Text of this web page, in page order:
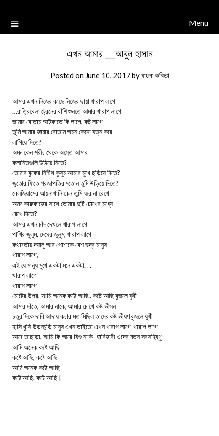
Menu
এখন আমার __আবুল হাসান
Posted on June 10, 2017 byবাংলা কবিতা
আমার এখন নিজের কাছে নিজের ছায়া খারাপ লাগে
…রাত্রিবেলা ট্রেনের বাঁশি শুনতে আমার খারাপ লাগে
জামার বোতাম আটকাতে কি লাগে, কষ্ট লাগে
তুমি আমার জামার বোতাম অমন কেনো যত্ন করে
লাগিয়ে দিতে?
অমন কেন শরীর থেকে অস্তে আমার
ক্লান্তিগুলি উঠিয়ে নিতে?
তোমার বুকের নিশীথ কুসুম আমার মুখে ছড়িয়ে দিতে?
জুতোর ফিতে প্রজাপতির মতোন তুমি উড়িয়ে দিতে?
বেলজিয়ামের আয়নাখানি কেন তুমি ঘরে না রেখে
অমন কারুকাজের সাথে তোমার দুটি চোখের মধ্যে
রেখে দিতে?
আমার এখন চাঁদ দেখলে খারাপ লাগে
পাখির জুলুম, মেঘের জুলুম, খারাপ লাগে
কথাবর্তায় দয়ালু আর পোশাকে বেশ ভদ্র মানুষ
খারাপ লাগে,
এই যে মানুষ মুখে একটা মনে একটা. . .
খারাপ লাগে
খারাপ লাগে
মোটের উপর, আমি অনেক কষ্টে আছি.. কষ্টে আছি বুজলে যুথী
আমার দাঁতে, আমার নাকে, আমার চোখে কষ্ট ভীসন
চতুর দিকে দাবি আদায় করার মত মিছিল তাদের কষ্ট ভীষণ বুজলে যুথী
হাসি খুসি উড়নচন্ডি মানুষ এখন তাইতো এখন খারাপ লাগে, খারাপ লাগে
আরে তাছাড়া, আমি কি আরে যিশু নাকি- হাবিজাবী ওদের মতন সবসহিষ্ণু
আমি অনেক কষ্টে আছি
কষ্টে আছি, কষ্টে আছি
আমি অনেক কষ্টে আছি
কষ্টে আছি, কষ্টে আছি |